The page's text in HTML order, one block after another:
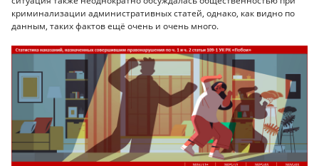
криминализации административных статей, однако, как видно по
данным, таких фактов ещё очень и очень много.